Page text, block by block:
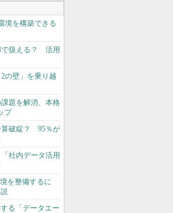
境を構築できる
で扱える？ 活用
の壁」を乗り越
題を解消、本格
プ
算破綻？ 95％が
社内データ活用
を整備するに
る「データエー